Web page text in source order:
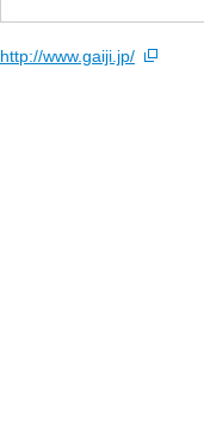
http://www.gaiji.jp/